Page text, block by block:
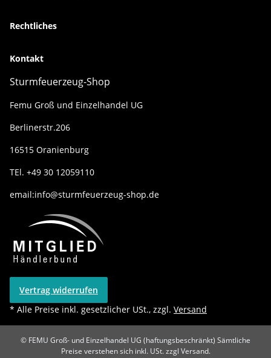
Rechtliches
Kontakt
Sturmfeuerzeug-Shop
Femu Groß und Einzelhandel UG
Berlinerstr.206
16515 Oranienburg
TEl. +49 30 12059110
email:info@sturmfeuerzeug-shop.de
Vertrag widerrufen
* Alle Preise inkl. gesetzlicher USt., zzgl. Versand
© FEMU Groß- und Einzelhandel UG (haftungsbeschränkt) Sämtliche
Preise verstehen sich inkl. USt. zzgl Versand.